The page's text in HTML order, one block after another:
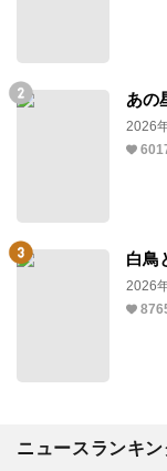
あの
2026
白鳥
2026
ニュースランキ